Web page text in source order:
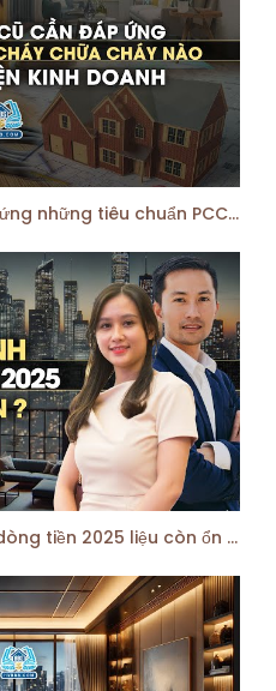
Nhà cho thuê cũ cần đáp ứng những tiêu chuẩn PCCC nào để đủ điều kiện kinh doanh
Kinh doanh bất động sản dòng tiền 2025 liệu còn ổn không? | HVBDS